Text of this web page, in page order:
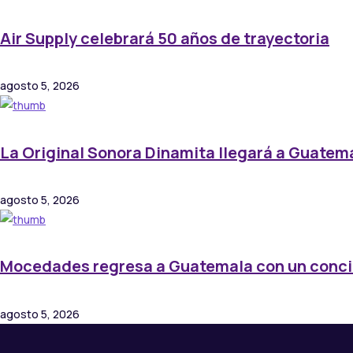
Air Supply celebrará 50 años de trayectoria
agosto 5, 2026
La Original Sonora Dinamita llegará a
agosto 5, 2026
Mocedades regresa a Guatemala con un
agosto 5, 2026